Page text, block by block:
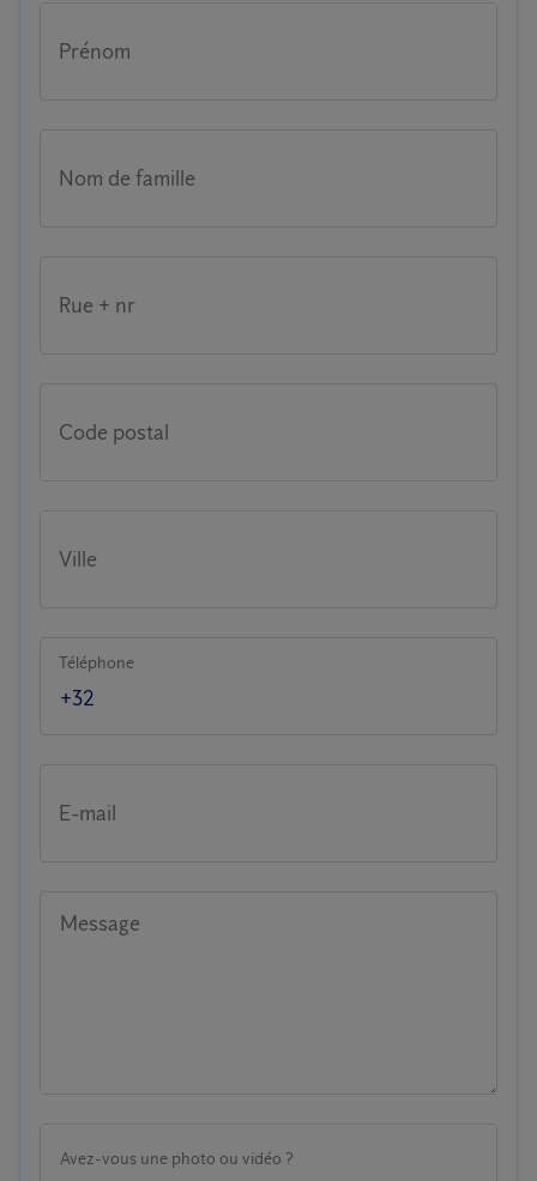
Prénom
Nom de famille
Rue + nr
Code postal
Ville
Téléphone
E-mail
Message
Avez-vous une photo ou vidéo ?